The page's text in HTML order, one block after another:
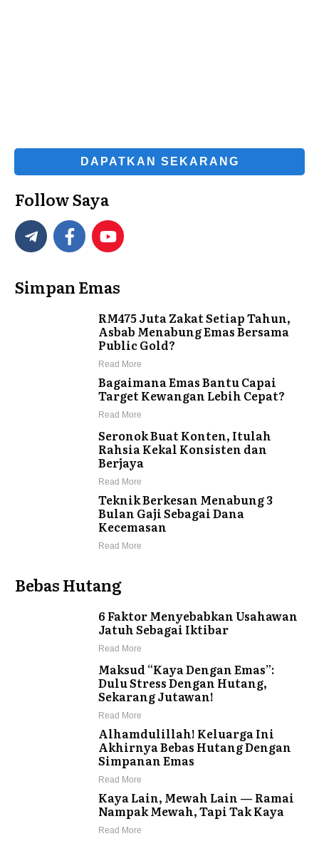
DAPATKAN SEKARANG
Follow Saya
Simpan Emas
RM475 Juta Zakat Setiap Tahun,
Asbab Menabung Emas Bersama
Public Gold?
Read More
Bagaimana Emas Bantu Capai
Target Kewangan Lebih Cepat?
Read More
Seronok Buat Konten, Itulah
Rahsia Kekal Konsisten dan
Berjaya
Read More
Teknik Berkesan Menabung 3
Bulan Gaji Sebagai Dana
Kecemasan
Read More
Bebas Hutang
6 Faktor Menyebabkan Usahawan
Jatuh Sebagai Iktibar
Read More
Maksud “Kaya Dengan Emas”:
Dulu Stress Dengan Hutang,
Sekarang Jutawan!
Read More
Alhamdulillah! Keluarga Ini
Akhirnya Bebas Hutang Dengan
Simpanan Emas
Read More
Kaya Lain, Mewah Lain — Ramai
Nampak Mewah, Tapi Tak Kaya
Read More